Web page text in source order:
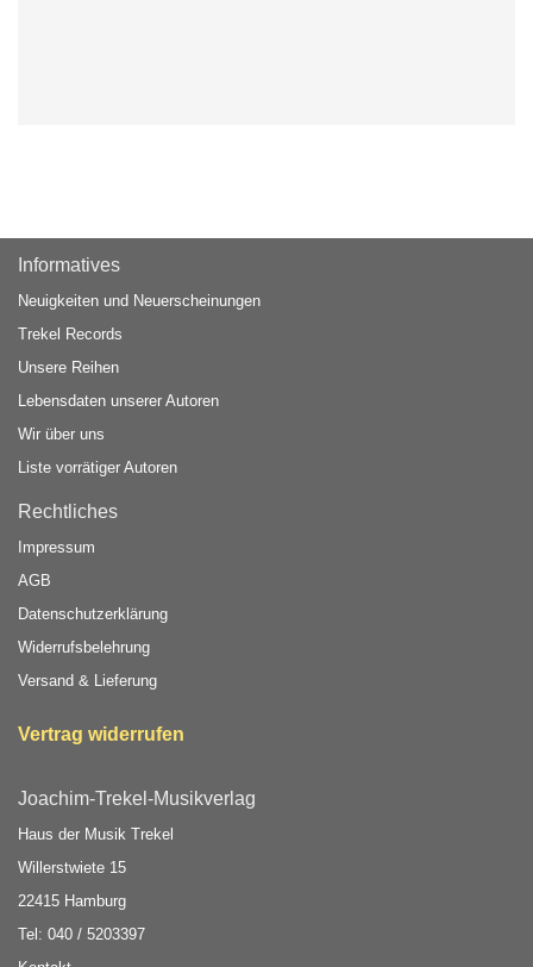
Informatives
Neuigkeiten und Neuerscheinungen
Trekel Records
Unsere Reihen
Lebensdaten unserer Autoren
Wir über uns
Liste vorrätiger Autoren
Rechtliches
Impressum
AGB
Datenschutzerklärung
Widerrufsbelehrung
Versand & Lieferung
Vertrag widerrufen
Joachim-Trekel-Musikverlag
Haus der Musik Trekel
Willerstwiete 15
22415 Hamburg
Tel: 040 / 5203397